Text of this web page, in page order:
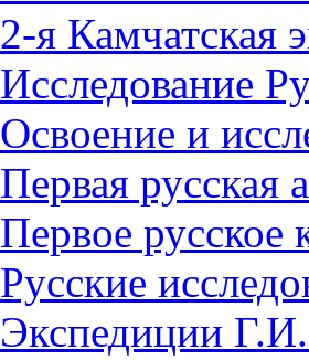
2-я Камчатская
Исследование
Освоение и
Первая русская
Первое русское
Русские
Экспедиции